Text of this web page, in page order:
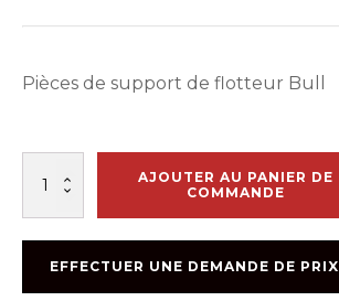
Pièces de support de flotteur Bull
BULL
ASSEMBLY
AJOUTER AU PANIER DE
COMMANDE
EFFECTUER UNE DEMANDE DE PRIX